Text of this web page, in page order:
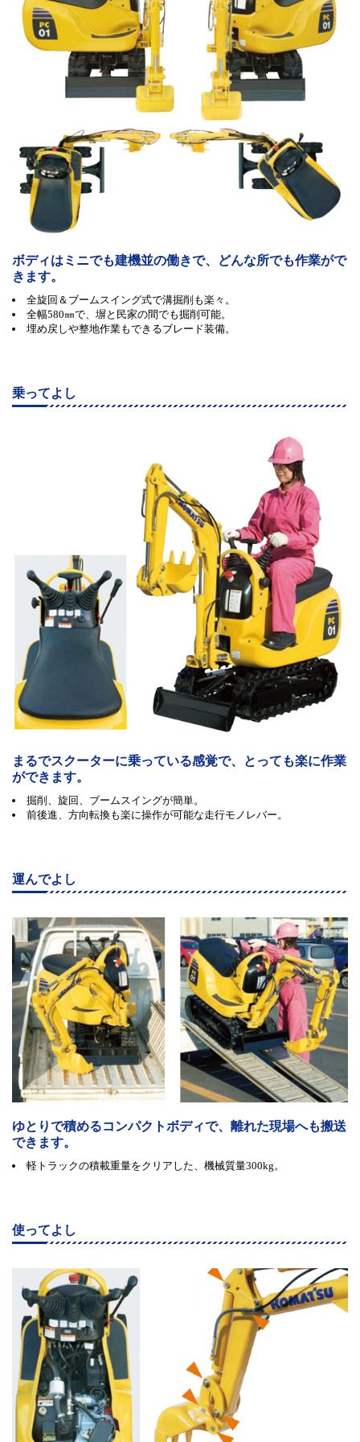
ボディはミニでも建機並の働きで、どんな所でも作業がで
きます。
全旋回＆ブームスイング式で溝掘削も楽々。
全幅580㎜で、塀と民家の間でも掘削可能。
埋め戻しや整地作業もできるブレード装備。
乗ってよし
まるでスクーターに乗っている感覚で、とっても楽に作業
ができます。
掘削、旋回、ブームスイングが簡単。
前後進、方向転換も楽に操作が可能な走行モノレバー。
運んでよし
ゆとりで積めるコンパクトボディで、離れた現場へも搬送
できます。
軽トラックの積載重量をクリアした、機械質量300kg。
使ってよし